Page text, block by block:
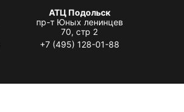
АТЦ Подольск
пр-т Юных ленинцев
70, стр 2
+7 (495) 128-01-88